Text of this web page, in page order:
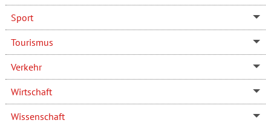
Sport
Tourismus
Verkehr
Wirtschaft
Wissenschaft